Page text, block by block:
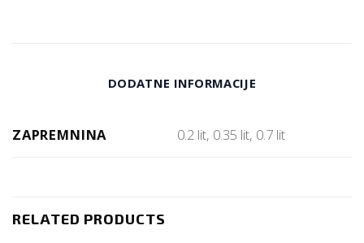
DODATNE INFORMACIJE
ZAPREMNINA 0.2 lit, 0.35 lit, 0.7 lit
RELATED PRODUCTS